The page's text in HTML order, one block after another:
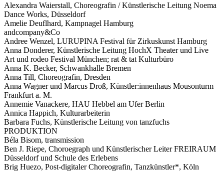
Alexandra Waierstall, Choreografin / Künstlerische Leitung Noema
Dance Works, Düsseldorf
Amelie Deuflhard, Kampnagel Hamburg
andcompany&Co
Andree Wenzel, LURUPINA Festival für Zirkuskunst Hamburg
Anna Donderer, Künstlerische Leitung HochX Theater und Live
Art und rodeo Festival München; rat & tat Kulturbüro
Anna K. Becker, Schwankhalle Bremen
Anna Till, Choreografin, Dresden
Anna Wagner und Marcus Droß, Künstler:innenhaus Mousonturm
Frankfurt a. M.
Annemie Vanackere, HAU Hebbel am Ufer Berlin
Annica Happich, Kulturarbeiterin
Barbara Fuchs, Künstlerische Leitung von tanzfuchs
PRODUKTION
Béla Bisom, transmission
Ben J. Riepe, Choroegraph und Künstlerischer Leiter FREIRAUM
Düsseldorf und Schule des Erlebens
Brig Huezo, Post-digitaler Choreografin, Tanzkünstler*, Köln